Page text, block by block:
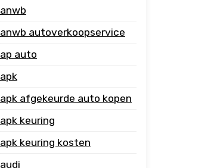
anwb
anwb autoverkoopservice
ap auto
apk
apk afgekeurde auto kopen
apk keuring
apk keuring kosten
audi